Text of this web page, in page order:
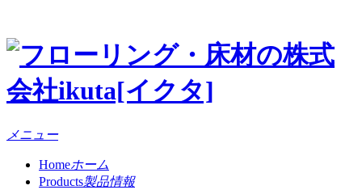
メニュー
Homeホーム
Products製品情報